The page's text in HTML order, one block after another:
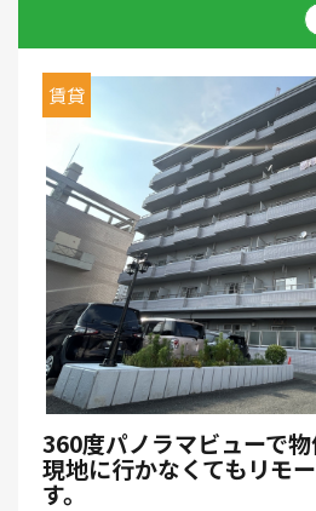
賃貸
360度パノラマビューで物
現地に行かなくてもリモ
す。